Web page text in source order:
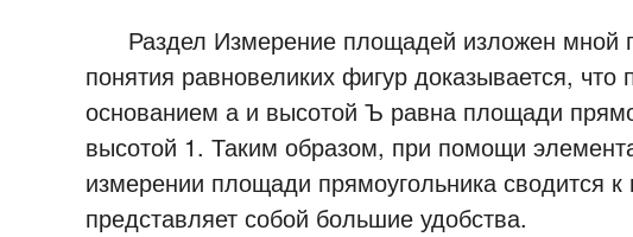
Раздел Измерение площадей изложен мной
понятия равновеликих фигур доказывается,
основанием а и высотой Ъ равна площади
высотой 1. Таким образом, при помощи
измерении площади прямоугольника сводится
представляет собой большие удобства.